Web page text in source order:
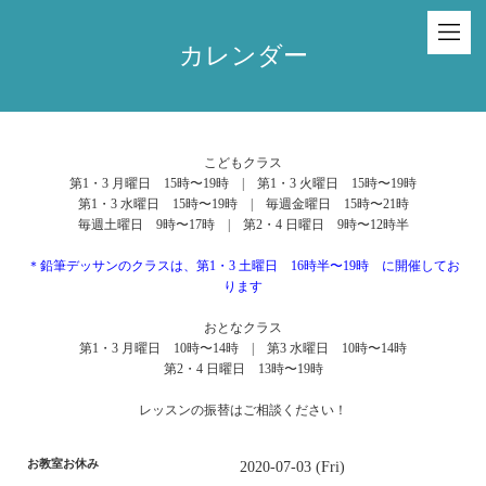
カレンダー
こどもクラス
第1・3 月曜日 15時〜19時 | 第1・3 火曜日 15時〜19時
第1・3 水曜日 15時〜19時 | 毎週金曜日 15時〜21時
毎週土曜日 9時〜17時 | 第2・4 日曜日 9時〜12時半
＊鉛筆デッサンのクラスは、第1・3 土曜日 16時半〜19時 に開催してお
ります
おとなクラス
第1・3 月曜日 10時〜14時 | 第3 水曜日 10時〜14時
第2・4 日曜日 13時〜19時
レッスンの振替はご相談ください！
お教室お休み 2020-07-03 (Fri)